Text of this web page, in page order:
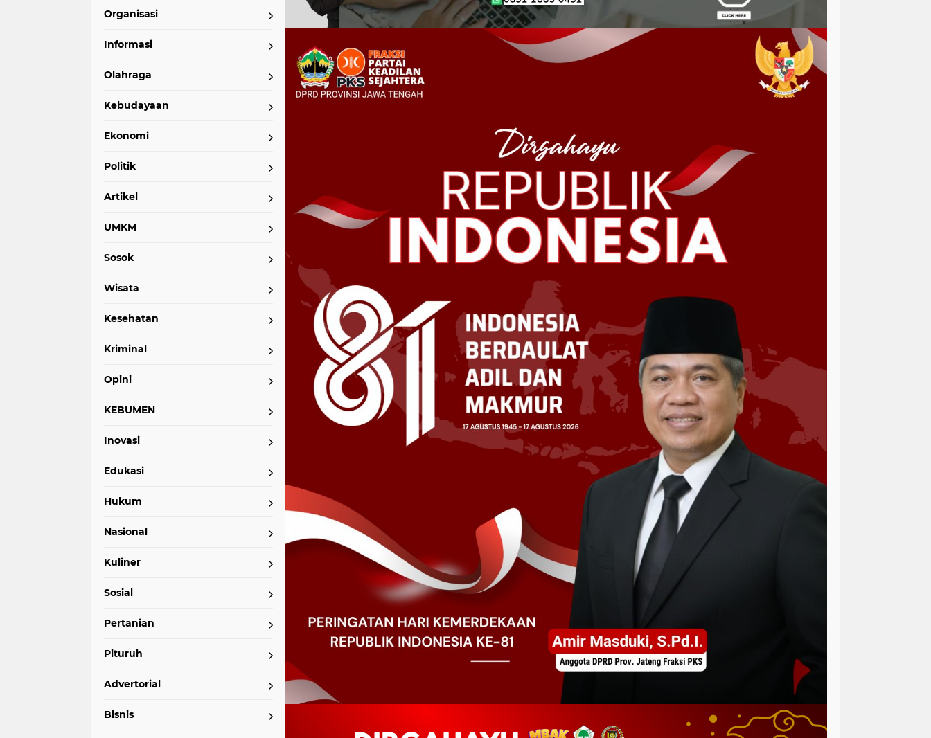
Organisasi
Informasi
Olahraga
Kebudayaan
Ekonomi
Politik
Artikel
UMKM
Sosok
Wisata
Kesehatan
Kriminal
Opini
KEBUMEN
Inovasi
Edukasi
Hukum
Nasional
Kuliner
Sosial
Pertanian
Pituruh
Advertorial
Bisnis